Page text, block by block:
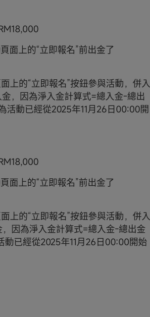
面上的“立即報名”前出金了
上的“立即報名”按鈕參與活動，併入
，因為淨入金計算式=總入金-總出
活動已經從2025年11月26日00:00開
面上的“立即報名”前出金了
上的“立即報名”按鈕參與活動，併入
因為淨入金計算式=總入金-總出金
動已經從2025年11月26日00:00開始